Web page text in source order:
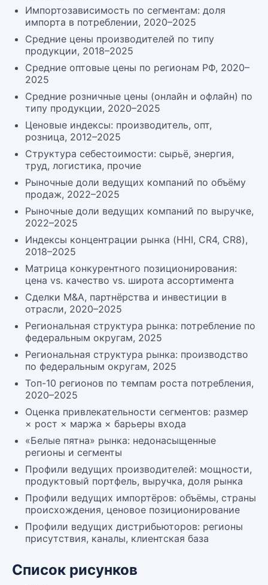
Импортозависимость по сегментам: доля
импорта в потреблении, 2020–2025
Средние цены производителей по типу
продукции, 2018–2025
Средние оптовые цены по регионам РФ, 2020–
2025
Средние розничные цены (онлайн и офлайн) по
типу продукции, 2020–2025
Ценовые индексы: производитель, опт,
розница, 2012–2025
Структура себестоимости: сырьё, энергия,
труд, логистика, прочие
Рыночные доли ведущих компаний по объёму
продаж, 2022–2025
Рыночные доли ведущих компаний по выручке,
2022–2025
Индексы концентрации рынка (HHI, CR4, CR8),
2018–2025
Матрица конкурентного позиционирования:
цена vs. качество vs. широта ассортимента
Сделки M&A, партнёрства и инвестиции в
отрасли, 2020–2025
Региональная структура рынка: потребление по
федеральным округам, 2025
Региональная структура рынка: производство
по федеральным округам, 2025
Топ-10 регионов по темпам роста потребления,
2020–2025
Оценка привлекательности сегментов: размер
× рост × маржа × барьеры входа
«Белые пятна» рынка: недонасыщенные
регионы и сегменты
Профили ведущих производителей: мощности,
продуктовый портфель, выручка, доля рынка
Профили ведущих импортёров: объёмы, страны
происхождения, ценовое позиционирование
Профили ведущих дистрибьюторов: регионы
присутствия, каналы, клиентская база
Список рисунков